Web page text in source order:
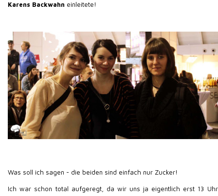
Karens Backwahn einleitete!
Was soll ich sagen - die beiden sind einfach nur Zucker!
Ich war schon total aufgeregt, da wir uns ja eigentlich erst 13 Uhr